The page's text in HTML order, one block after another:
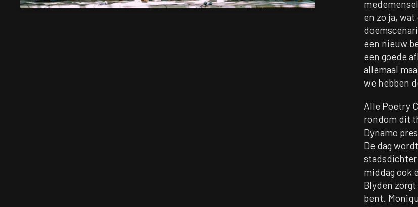
en zo ja,
een nieuw
een goede
allemaal
we hebben
Alle Poetry
rondom dit
Dynamo
De dag
stadsdichter
middag ook
Blyden
bent.